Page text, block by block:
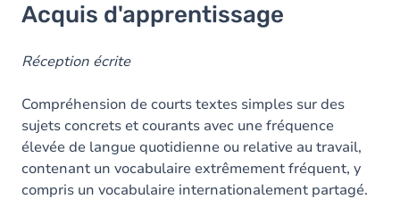
Objectifs
Contenu
Acquis d'apprentissage
Réception écrite
Compréhension de courts textes simples sur des
sujets concrets et courants avec une fréquence
élevée de langue quotidienne ou relative au travail,
contenant un vocabulaire extrêmement fréquent, y
compris un vocabulaire internationalement partagé.